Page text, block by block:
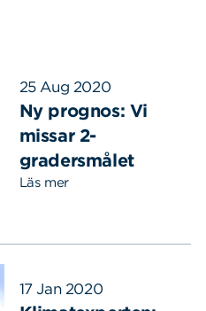
25 Aug 2020
Ny prognos: Vi
missar 2-
gradersmålet
Läs mer
17 Jan 2020